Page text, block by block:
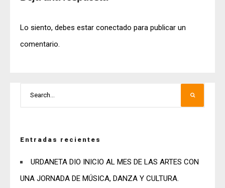
Lo siento, debes estar conectado para publicar un
comentario.
Entradas recientes
URDANETA DIO INICIO AL MES DE LAS ARTES CON
UNA JORNADA DE MÚSICA, DANZA Y CULTURA.